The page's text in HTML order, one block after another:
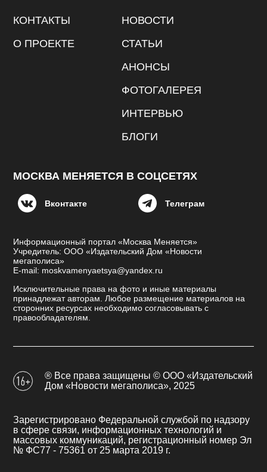
КОНТАКТЫ
О ПРОЕКТЕ
НОВОСТИ
СТАТЬИ
АНОНСЫ
ФОТОГАЛЕРЕЯ
ИНТЕРВЬЮ
БЛОГИ
МОСКВА МЕНЯЕТСЯ В СОЦСЕТЯХ
Вконтакте Телеграм
Информационный портал «Москва Меняется»
Учредитель: ООО «Издательский Дом «Новости
мегаполиса»
E-mail: moskvamenyaetsya@yandex.ru
Исключительные права на фото и иные материалы
принадлежат авторам. Любое размещение материалов на
сторонних ресурсах необходимо согласовывать с
правообладателям.
® Все права защищены © ООО «Издательский
Дом «Новости мегаполиса», 2025
Зарегистрировано Федеральной службой по надзору
в сфере связи, информационных технологий и
массовых коммуникаций, регистрационный номер Эл
№ ФС77 - 75361 от 25 марта 2019 г.